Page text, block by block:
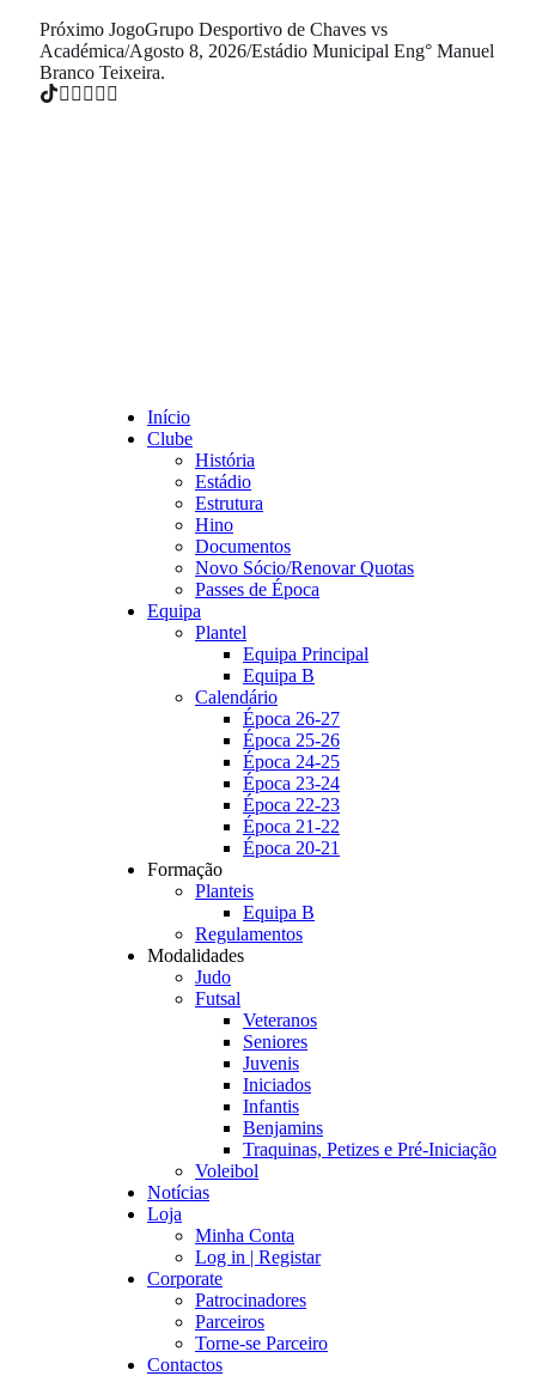
Próximo JogoGrupo Desportivo de Chaves vs
Académica/Agosto 8, 2026/Estádio Municipal Eng° Manuel
Branco Teixeira.
Início
Clube
História
Estádio
Estrutura
Hino
Documentos
Novo Sócio/Renovar Quotas
Passes de Época
Equipa
Plantel
Equipa Principal
Equipa B
Calendário
Época 26-27
Época 25-26
Época 24-25
Época 23-24
Época 22-23
Época 21-22
Época 20-21
Formação
Planteis
Equipa B
Regulamentos
Modalidades
Judo
Futsal
Veteranos
Seniores
Juvenis
Iniciados
Infantis
Benjamins
Traquinas, Petizes e Pré-Iniciação
Voleibol
Notícias
Loja
Minha Conta
Log in | Registar
Corporate
Patrocinadores
Parceiros
Torne-se Parceiro
Contactos